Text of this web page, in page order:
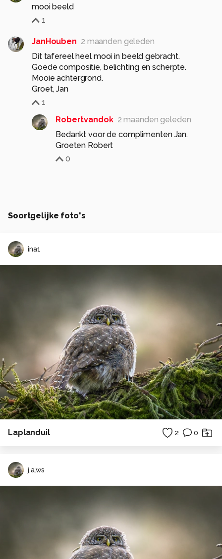
mooi beeld
1
JanHouben 2 maanden geleden
Dit tafereel heel mooi in beeld gebracht.
Goede compositie, belichting en scherpte.
Mooie achtergrond.
Groet, Jan
1
Robertvandok 2 maanden geleden
Bedankt voor de complimenten Jan.
Groeten Robert
0
Soortgelijke foto's
ina1
Laplanduil 2 0
j.a.ws